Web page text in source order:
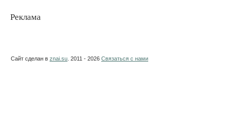
Реклама
Сайт сделан в znai.su . 2011 - 2026 Связаться с нами